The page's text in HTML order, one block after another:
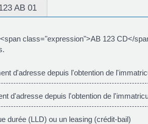
AB 01
class="expression">AB 123 CD</
d'adresse depuis l'obtention de
d'adresse depuis l'obtention de
durée (LLD) ou un leasing (crédit-bail)